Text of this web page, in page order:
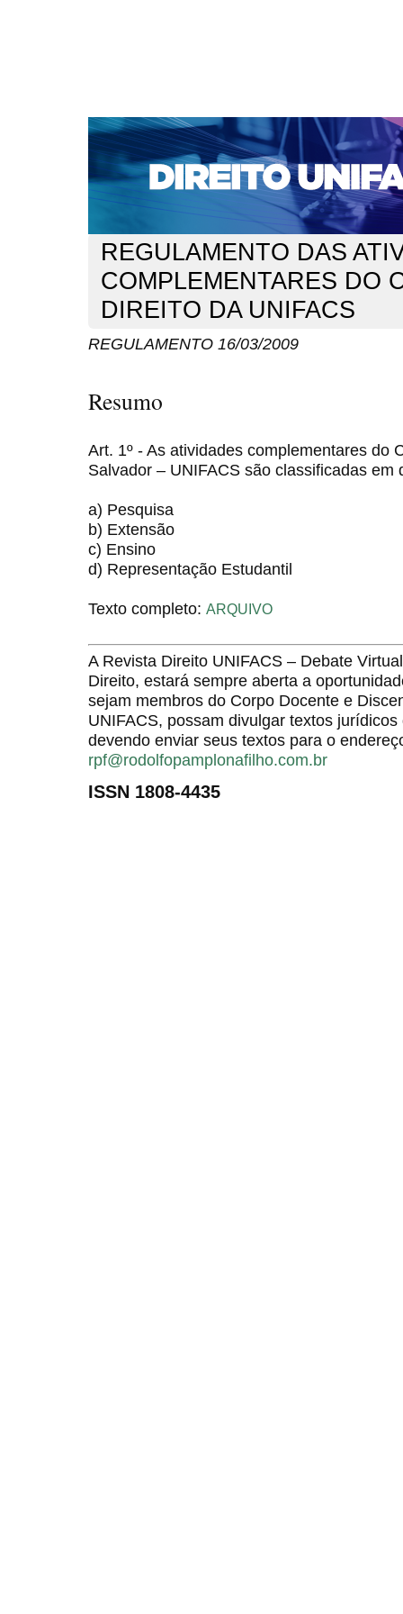
CAPA SOBRE ACESSO CADASTRO
NOTÍCIAS
EDIÇÕES DE Nº 1 A 100 WEBMAIL
Capa>n. 106 (2009) > 16/03/2009
REGULAMENTO DAS
COMPLEMENTARES DO
DIREITO DA UNIFACS
REGULAMENTO 16/03/2009
Resumo
Art. 1º - As atividades complementares do
Salvador – UNIFACS são classificadas em
a) Pesquisa
b) Extensão
c) Ensino
d) Representação Estudantil
Texto completo: ARQUIVO
A Revista Direito UNIFACS – Debate
Direito, estará sempre aberta a
sejam membros do Corpo Docente e
UNIFACS, possam divulgar textos
devendo enviar seus textos para o
rpf@rodolfopamplonafilho.com.br
ISSN 1808-4435